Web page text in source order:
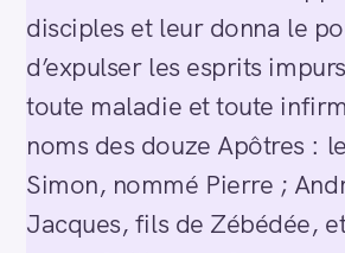
disciples et leur donna le
d’expulser les esprits
toute maladie et toute
noms des douze Apôtres :
Simon, nommé Pierre ;
Jacques, fils de Zébédée,